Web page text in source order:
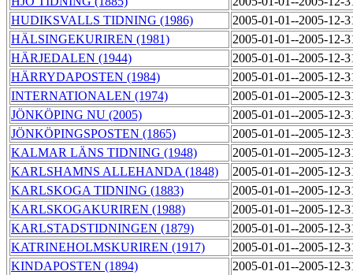
HUDIKSVALLS TIDNING (1986)
2005-01-01--2005-12-
HÄLSINGEKURIREN (1981)
2005-01-01--2005-12-
HÄRJEDALEN (1944)
2005-01-01--2005-12-
HÄRRYDAPOSTEN (1984)
2005-01-01--2005-12-
INTERNATIONALEN (1974)
2005-01-01--2005-12-
JÖNKÖPING NU (2005)
2005-01-01--2005-12-
JÖNKÖPINGSPOSTEN (1865)
2005-01-01--2005-12-
KALMAR LÄNS TIDNING (1948)
2005-01-01--2005-12-
KARLSHAMNS ALLEHANDA (1848)
2005-01-01--2005-12-
KARLSKOGA TIDNING (1883)
2005-01-01--2005-12-
KARLSKOGAKURIREN (1988)
2005-01-01--2005-12-
KARLSTADSTIDNINGEN (1879)
2005-01-01--2005-12-
KATRINEHOLMSKURIREN (1917)
2005-01-01--2005-12-
KINDAPOSTEN (1894)
2005-01-01--2005-12-